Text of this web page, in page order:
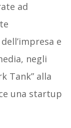
ad
e
negli
Tank” alla
una startup